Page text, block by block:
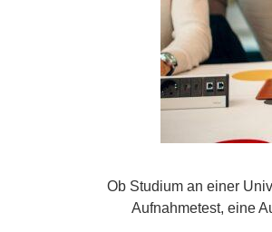
Ob Studium an einer
Aufnahmetest, eine